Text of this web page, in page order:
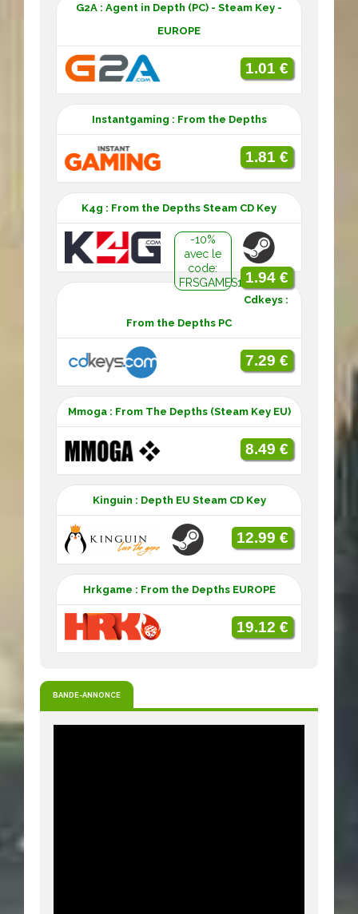
G2A : Agent in Depth (PC) - Steam Key -
EUROPE
1.01 €
Instantgaming : From the Depths
1.81 €
K4g : From the Depths Steam CD Key
-10%
avec le
code:
FRSGAMES101.94 €
Cdkeys :
From the Depths PC
7.29 €
Mmoga : From The Depths (Steam Key EU)
8.49 €
Kinguin : Depth EU Steam CD Key
12.99 €
Hrkgame : From the Depths EUROPE
19.12 €
BANDE-ANNONCE